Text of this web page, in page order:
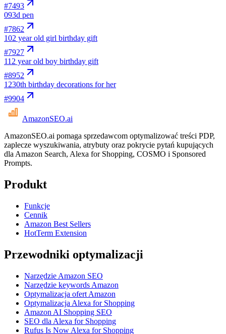
#7493
093d pen
#7862
102 year old girl birthday gift
#7927
112 year old boy birthday gift
#8952
1230th birthday decorations for her
#9904
AmazonSEO.ai
AmazonSEO.ai pomaga sprzedawcom optymalizować treści PDP,
zaplecze wyszukiwania, atrybuty oraz pokrycie pytań kupujących
dla Amazon Search, Alexa for Shopping, COSMO i Sponsored
Prompts.
Produkt
Funkcje
Cennik
Amazon Best Sellers
HotTerm Extension
Przewodniki optymalizacji
Narzędzie Amazon SEO
Narzędzie keywords Amazon
Optymalizacja ofert Amazon
Optymalizacja Alexa for Shopping
Amazon AI Shopping SEO
SEO dla Alexa for Shopping
Rufus Is Now Alexa for Shopping